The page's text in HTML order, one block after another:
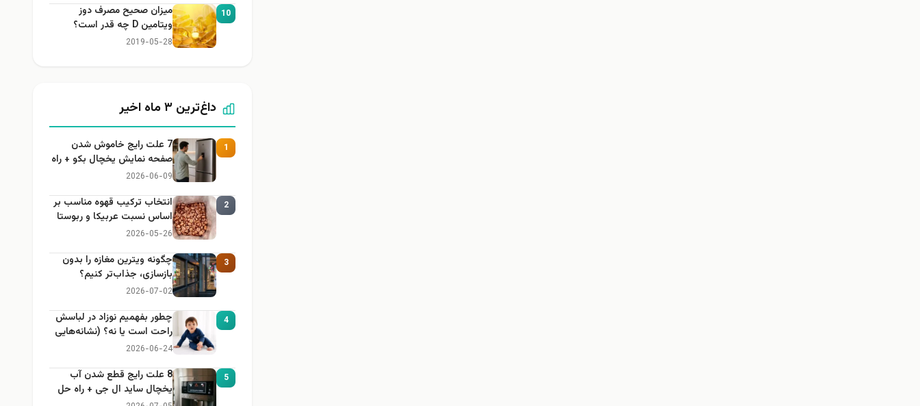
10
میزان صحیح مصرف دوز
ویتامین D چه قدر است؟
2019-05-28
داغ‌ترین ۳ ماه اخیر
1
7 علت رایج خاموش شدن
صفحه نمایش یخچال بکو + راه
حل
2026-06-09
2
انتخاب ترکیب قهوه مناسب بر
اساس نسبت عربیکا و ربوستا
2026-05-26
3
چگونه ویترین مغازه را بدون
بازسازی، جذاب‌تر کنیم؟
2026-07-02
4
چطور بفهمیم نوزاد در لباسش
راحت است یا نه؟ (نشانه‌هایی
که هر مادر باید بداند)
2026-06-24
5
8 علت رایج قطع شدن آب
یخچال ساید ال جی + راه حل